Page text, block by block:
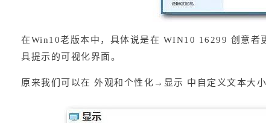
在Win10老版本中，具体说是在 WIN10 16299 创意者
具提示的可视化界面。
原来我们可以在 外观和个性化→显示 中自定义文本大小